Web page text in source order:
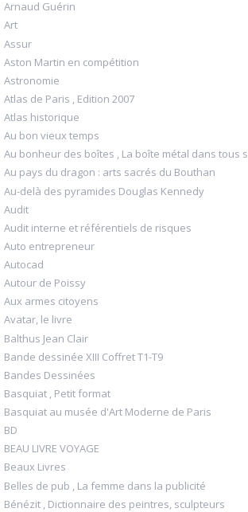
Arnaud Guérin
Art
Assur
Aston Martin en compétition
Astronomie
Atlas de Paris , Edition 2007
Atlas historique
Au bon vieux temps
Au bonheur des boîtes , La boîte métal dans tous s
Au pays du dragon : arts sacrés du Bouthan
Au-delà des pyramides Douglas Kennedy
Audit
Audit interne et référentiels de risques
Auto entrepreneur
Autocad
Autour de Poissy
Aux armes citoyens
Avatar, le livre
Balthus Jean Clair
Bande dessinée XIII Coffret T1-T9
Bandes Dessinées
Basquiat , Petit format
Basquiat au musée d'Art Moderne de Paris
BD
BEAU LIVRE VOYAGE
Beaux Livres
Belles de pub , La femme dans la publicité
Bénézit , Dictionnaire des peintres, sculpteurs